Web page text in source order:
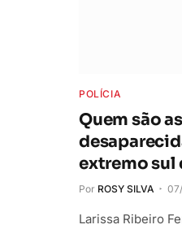
POLÍCIA
Quem são
extremo sul
Por ROSY SILVA
Larissa Ribeiro